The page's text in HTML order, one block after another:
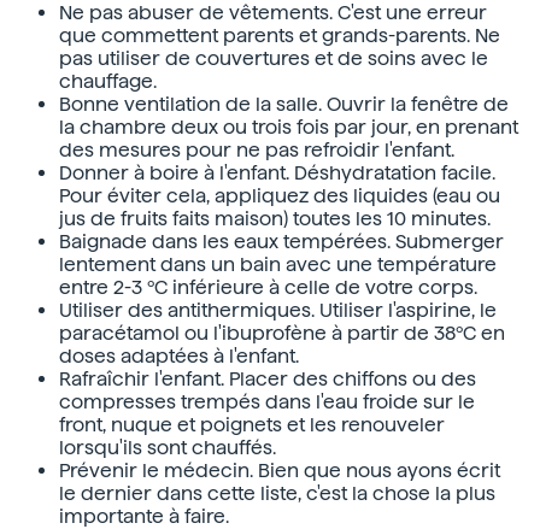
Ne pas abuser de vêtements. C'est une erreur
que commettent parents et grands-parents. Ne
pas utiliser de couvertures et de soins avec le
chauffage.
Bonne ventilation de la salle. Ouvrir la fenêtre de
la chambre deux ou trois fois par jour, en prenant
des mesures pour ne pas refroidir l'enfant.
Donner à boire à l'enfant. Déshydratation facile.
Pour éviter cela, appliquez des liquides (eau ou
jus de fruits faits maison) toutes les 10 minutes.
Baignade dans les eaux tempérées. Submerger
lentement dans un bain avec une température
entre 2-3 ºC inférieure à celle de votre corps.
Utiliser des antithermiques. Utiliser l'aspirine, le
paracétamol ou l'ibuprofène à partir de 38ºC en
doses adaptées à l'enfant.
Rafraîchir l'enfant. Placer des chiffons ou des
compresses trempés dans l'eau froide sur le
front, nuque et poignets et les renouveler
lorsqu'ils sont chauffés.
Prévenir le médecin. Bien que nous ayons écrit
le dernier dans cette liste, c'est la chose la plus
importante à faire.